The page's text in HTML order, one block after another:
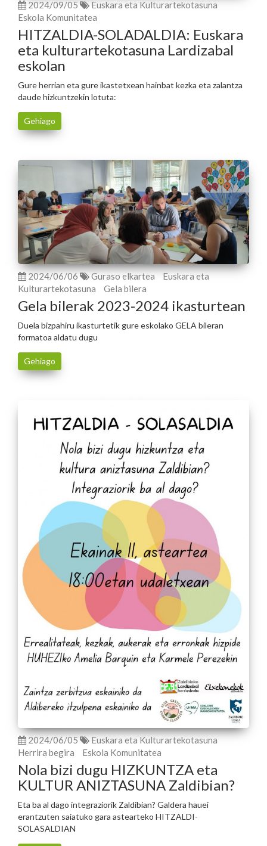
2024/09/05
Euskara eta Kulturartekotasuna
Eskola Komunitatea
HITZALDIA-SOLADALDIA: Euskara
eta kulturartekotasuna Lardizabal
eskolan
Gure herrian eta gure ikastetxean hainbat kezka eta zalantza
daude hizkuntzekin lotuta:
Gehiago
2024/06/06 Guraso elkartea
Euskara eta
Kulturartekotasuna
Gela bilera
Gela bilerak 2023-2024 ikasturtean
Duela bizpahiru ikasturtetik gure eskolako GELA bileran
formatoa aldatu dugu
Gehiago
2024/06/05
Euskara eta Kulturartekotasuna
Herrira begira
Eskola Komunitatea
Nola bizi dugu HIZKUNTZA eta
KULTUR ANIZTASUNA Zaldibian?
Eta ba al dago integraziorik Zaldibian? Galdera hauei
erantzuten saiatuko gara astearteko HITZALDI-
SOLASALDIAN